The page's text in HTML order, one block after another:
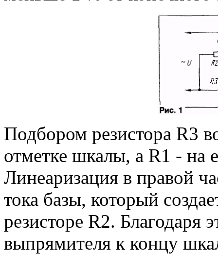
Подбором резистора R3
отметке шкалы, a R1 - на
Линеаризация в правой
тока базы, который
резисторе R2. Благодаря
выпрямителя к концу